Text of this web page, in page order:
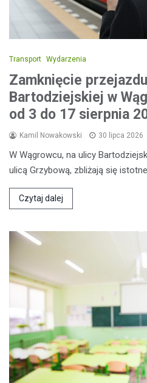
Transport Wydarzenia
Zamknięcie
Bartodziejskiej w
od 3 do 17 sierpnia
Kamil Nowakowski 30 lipca 2026
W Wągrowcu, na ulicy
ulicą Grzybową, zbliżają się
Czytaj dalej